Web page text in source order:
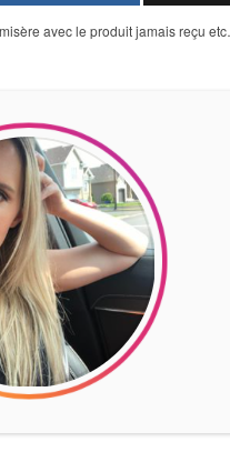
avec le produit jamais reçu